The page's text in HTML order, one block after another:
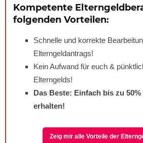
Kompetente
folgenden Vorteilen:
Schnelle und korrekte
Elterngeldantrags!
Kein Aufwand für euch &
Elterngelds!
Das Beste: Einfach bis zu 50%
erhalten!
Zeig mir alle Vorteile der